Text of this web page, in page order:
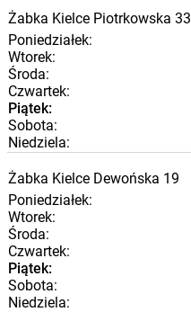
Żabka Kielce Piotrkowska 33
Poniedziałek:
Wtorek:
Środa:
Czwartek:
Piątek:
Sobota:
Niedziela:
Żabka Kielce Dewońska 19
Poniedziałek:
Wtorek:
Środa:
Czwartek:
Piątek:
Sobota:
Niedziela: